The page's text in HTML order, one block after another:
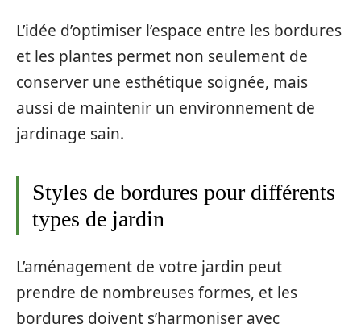
L’idée d’optimiser l’espace entre les bordures
et les plantes permet non seulement de
conserver une esthétique soignée, mais
aussi de maintenir un environnement de
jardinage sain.
Styles de bordures pour différents
types de jardin
L’aménagement de votre jardin peut
prendre de nombreuses formes, et les
bordures doivent s’harmoniser avec